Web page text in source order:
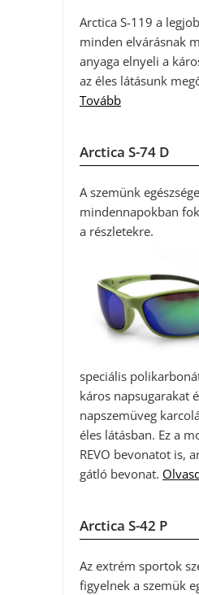
Arctica S-119 a
minden elvárásnak
anyaga elnyeli a
az éles látásunk
Tovább
Arctica S-74 D
A szemünk
mindennapokban
a részletekre.
speciális
káros napsugarakat
napszemüveg
éles látásban. Ez a
REVO bevonatot is,
gátló bevonat.
Arctica S-42 P
Az extrém sportok
figyelnek a szemük